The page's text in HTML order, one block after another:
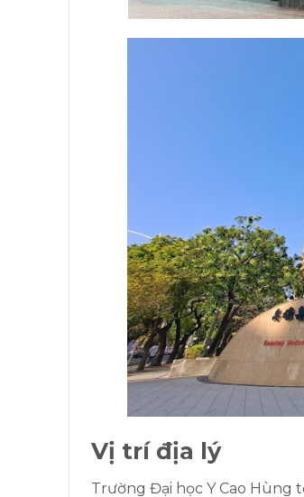
Vị trí địa lý
Trường Đại học Y Cao Hùng